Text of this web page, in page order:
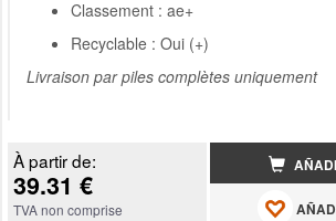
Classement : ae+
Recyclable : Oui (+)
Livraison par piles complètes uniquement
À partir de:
39.31 €
TVA non comprise